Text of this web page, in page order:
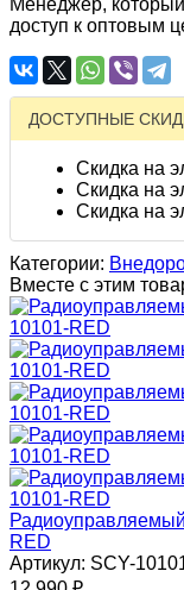
доступ к оптовым
ДОСТУПНЫЕ
Скидка на
Скидка на
Скидка на
Категории:
Вместе с этим
RED
Артикул: SCY-